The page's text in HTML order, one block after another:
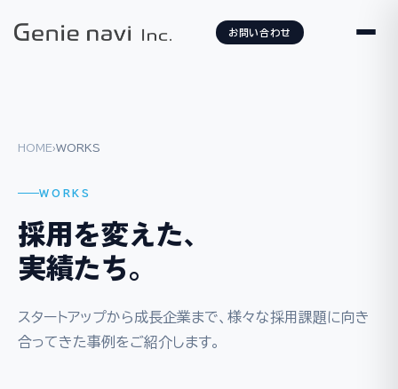
お問い合わせ
HOME›WORKS
WORKS
採用を変えた、
実績たち。
スタートアップから成長企業まで、様々な採用課題に向き
合ってきた事例をご紹介します。